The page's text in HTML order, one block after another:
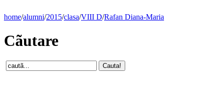
home/alumni/2015/clasa/VIII D/Rafan Diana-Maria
Cãutare